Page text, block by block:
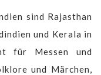
sind Rajasthan
und Kerala in
für Messen und
und Märchen,